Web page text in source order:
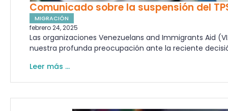
Comunicado sobre la suspensión del
MIGRACIÓN
febrero 24, 2025
Las organizaciones Venezuelans and Immigrants Aid
nuestra profunda preocupación ante la reciente
Leer más ...